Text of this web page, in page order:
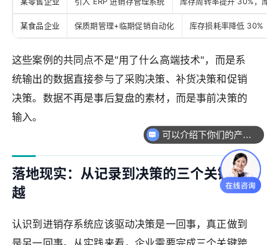
某食品企业 保质期管理+临期促销自动化 库存损耗率降低 30%
这些案例的共同点不是"用了什么高端技术"，而是系
统输出的数据直接参与了采购决策、补货决策和促销
决策。数据不再是事后复盘的素材，而是事前决策的
输入。
落地现实：从记录到决策的三个关键跨
越
认识到进销存系统应该驱动决策是一回事，真正做到
可以介绍下你们的产品么